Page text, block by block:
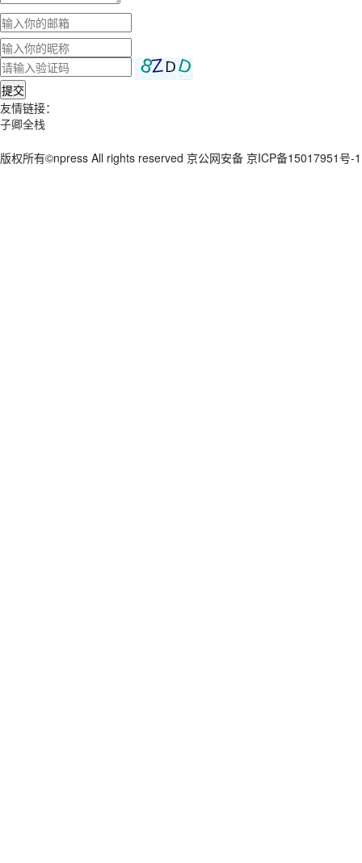
提交
友情链接：
子卿全栈
版权所有©npress All rights reserved 京公网安备 京ICP备15017951号-1